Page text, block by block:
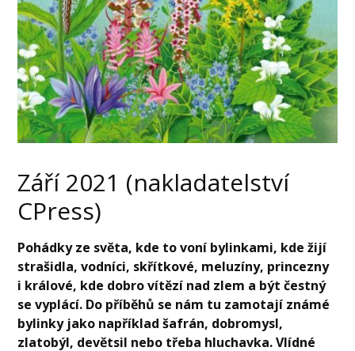
Září 2021 (nakladatelství
CPress)
Pohádky ze světa, kde to voní bylinkami, kde žijí
strašidla, vodníci, skřítkové, meluzíny, princezny
i králové, kde dobro vítězí nad zlem a být čestný
se vyplácí. Do příběhů se nám tu zamotají známé
bylinky jako například šafrán, dobromysl,
zlatobýl, devětsil nebo třeba hluchavka. Vlídné